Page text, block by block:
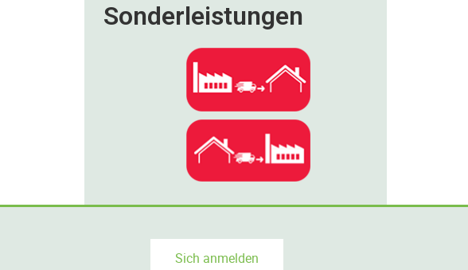
Sonderleistungen
Sich anmelden